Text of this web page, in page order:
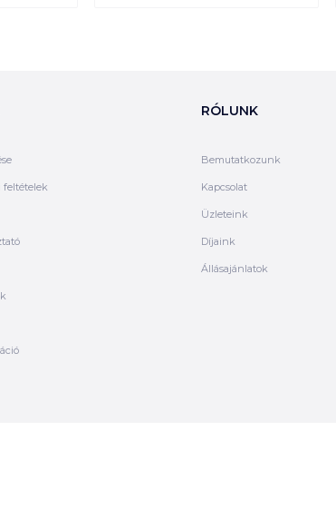
feltételek
RÓLUNK
Bemutatkozunk
Kapcsolat
Üzleteink
Díjaink
Állásajánlatok